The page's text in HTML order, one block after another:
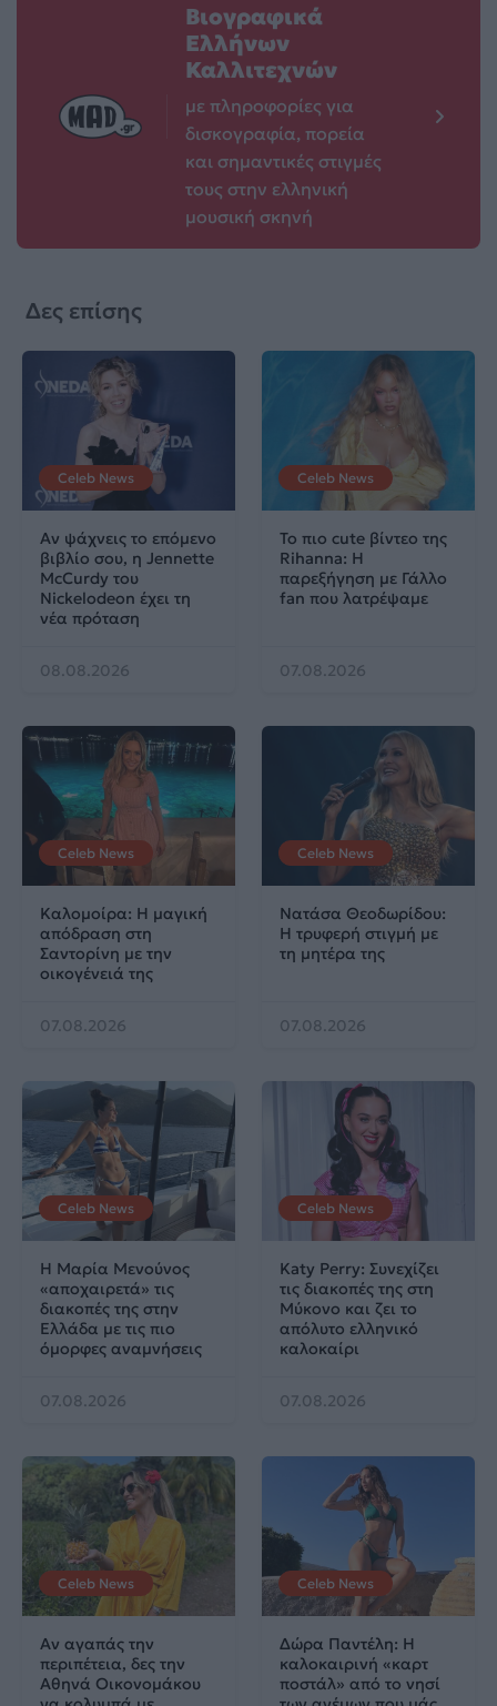
Βιογραφικά
Ελλήνων
Καλλιτεχνών
με πληροφορίες για
δισκογραφία, πορεία
και σημαντικές στιγμές
τους στην ελληνική
μουσική σκηνή
Δες επίσης
Celeb News
Αν ψάχνεις το επόμενο
βιβλίο σου, η Jennette
McCurdy του
Nickelodeon έχει τη
νέα πρόταση
08.08.2026
Celeb News
Το πιο cute βίντεο της
Rihanna: Η
παρεξήγηση με Γάλλο
fan που λατρέψαμε
07.08.2026
Celeb News
Καλομοίρα: Η μαγική
απόδραση στη
Σαντορίνη με την
οικογένειά της
07.08.2026
Celeb News
Νατάσα Θεοδωρίδου:
Η τρυφερή στιγμή με
τη μητέρα της
07.08.2026
Celeb News
Η Μαρία Μενούνος
«αποχαιρετά» τις
διακοπές της στην
Ελλάδα με τις πιο
όμορφες αναμνήσεις
07.08.2026
Celeb News
Katy Perry: Συνεχίζει
τις διακοπές της στη
Μύκονο και ζει το
απόλυτο ελληνικό
καλοκαίρι
07.08.2026
Celeb News
Αν αγαπάς την
περιπέτεια, δες την
Αθηνά Οικονομάκου
Celeb News
Δώρα Παντέλη: Η
καλοκαιρινή «καρτ
ποστάλ» από το νησί